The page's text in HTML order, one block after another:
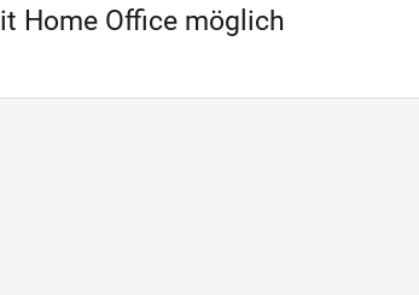
Home Office möglich